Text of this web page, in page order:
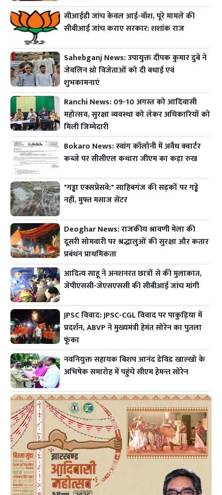
सीआईडी जांच केवल आई-वॉश, पूरे मामले की
सीबीआई जांच कराए सरकार: शशांक राज
Sahebganj News: उपायुक्त दीपक कुमार दुबे ने
जेवलिन थ्रो विजेताओं को दी बधाई एवं
शुभकामनाएं
Ranchi News: 09-10 अगस्त को आदिवासी
महोत्सव, सुरक्षा व्यवस्था को लेकर अधिकारियों को
मिली जिम्मेदारी
Bokaro News: स्वांग कॉलोनी में अवैध क्वार्टर
कब्जे पर सीसीएल कथारा जीएम का कड़ा रुख
"गड्ढा एक्सप्रेसवे:" साहिबगंज की सड़कों पर गड्ढे
नहीं, मुफ्त मसाज सेंटर
Deoghar News: राजकीय श्रावणी मेला की
दूसरी सोमवारी पर श्रद्धालुओं की सुरक्षा और कतार
प्रबंधन प्राथमिकता
आदित्य साहू ने अनशनरत छात्रों से की मुलाकात,
जेपीएससी-जेएसएससी की सीबीआई जांच मांगी
JPSC विवाद: JPSC-CGL विवाद पर पाकुड़िया में
प्रदर्शन, ABVP ने मुख्यमंत्री हेमंत सोरेन का पुतला
फूंका
नवनियुक्त सहायक बिशप आनंद डेविड खाल्खो के
अभिषेक समारोह में पहुंचे सीएम हेमन्त सोरेन